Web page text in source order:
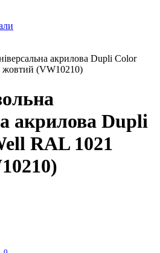
акрилова Dupli Color
(VW10210)
акрилова Dupli
RAL 1021